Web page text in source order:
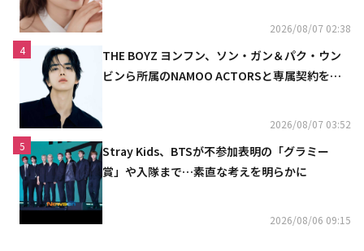
2026/08/07 02:38
4
THE BOYZ ヨンフン、ソン・ガン＆パク・ウン
ビンら所属のNAMOO ACTORSと専属契約を締
2026/08/07 03:52
5
Stray Kids、BTSが不参加表明の「グラミー
賞」や入隊まで…素直な考えを明らかに
2026/08/06 09:15